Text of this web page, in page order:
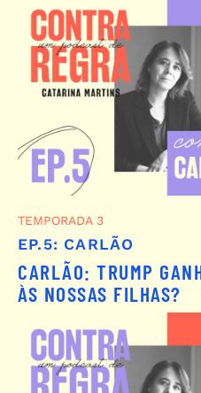
TEMPORADA 3
EP.5: CARLÃO
CARLÃO: TRUMP
ÀS NOSSAS FILHAS?